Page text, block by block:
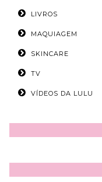
LIVROS
MAQUIAGEM
SKINCARE
TV
VÍDEOS DA LULU